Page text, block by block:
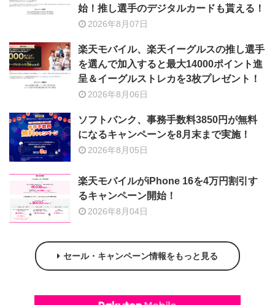
始！推し選手のデジタルカードも貰える！
2026年8月07日
楽天モバイル、楽天イーグルスの推し選手
を選んで加入すると最大14000ポイント進
呈＆イーグルストレカを3枚プレゼント！
2026年8月06日
ソフトバンク、事務手数料3850円が無料
になるキャンペーンを8月末まで実施！
2026年8月05日
楽天モバイルがiPhone 16を4万円割引す
るキャンペーン開始！
2026年8月04日
セール・キャンペーン情報をもっと見る